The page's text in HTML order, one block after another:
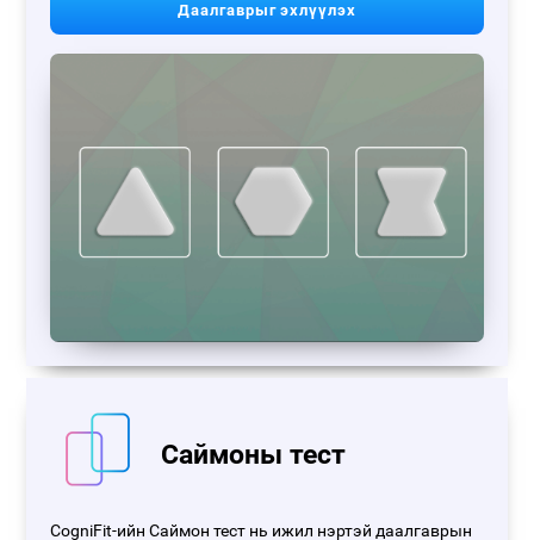
Даалгаврыг эхлүүлэх
Саймоны тест
CogniFit-ийн Саймон тест нь ижил нэртэй даалгаврын